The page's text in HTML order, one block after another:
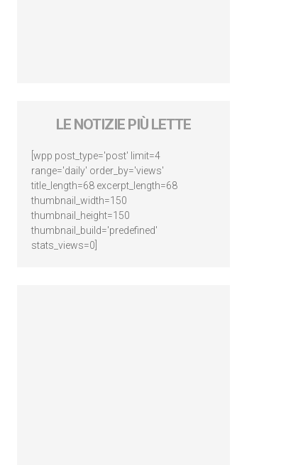
LE NOTIZIE PIÙ LETTE
[wpp post_type='post' limit=4
range='daily' order_by='views'
title_length=68 excerpt_length=68
thumbnail_width=150
thumbnail_height=150
thumbnail_build='predefined'
stats_views=0]